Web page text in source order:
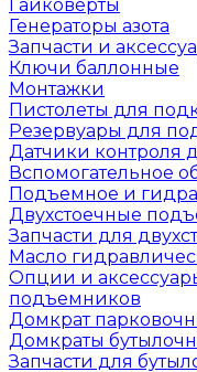
Гайковерты
Генераторы азота
Запчасти и
Ключи баллонные
Монтажки
Пистолеты для
Резервуары для
Датчики контроля
Вспомогательное
Подъемное и
Двухстоечные
Запчасти для
Масло
Опции и
подъемников
Домкрат
Домкраты
Запчасти для